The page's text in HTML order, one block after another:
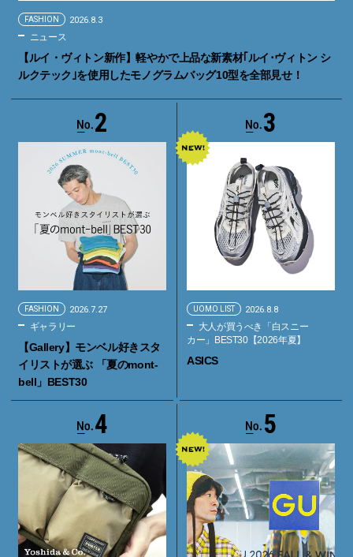
FASHION 2026.8.3
ニュース
【ルイ・ヴィトン新作】軽やかで上品な新素材｢ルイ･ヴィトン シ
ルクテック｣を使用したモノグラムバッグ10型を全部見せ！
2
FASHION 2026.7.27
ギャラリー
【Gallery】モンベル好きスタ
イリストが選ぶ 「夏のmont-
bell」BEST30
3
UOMO LIST 2026.8.8
大人が買うべき「白スニー
カー」BEST30【2026年夏】
ASICS
4 5